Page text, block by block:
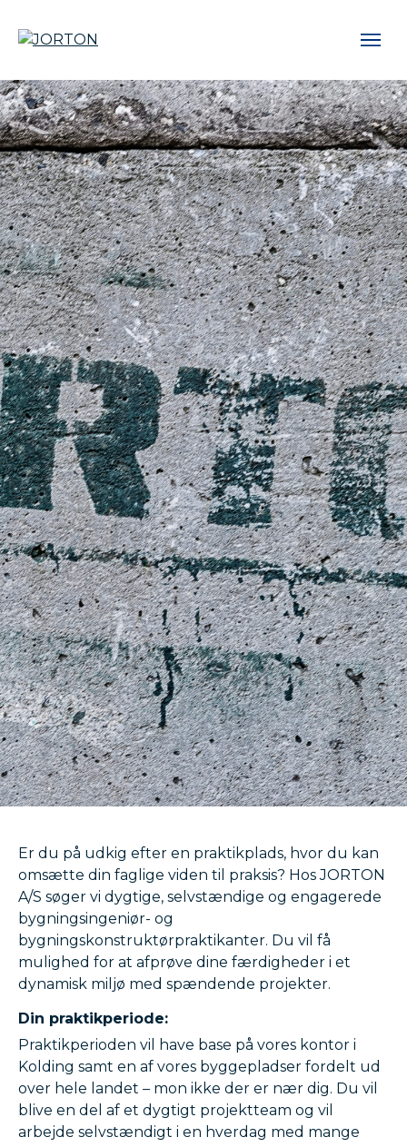
Er du på udkig efter en praktikplads, hvor du kan
omsætte din faglige viden til praksis? Hos JORTON
A/S søger vi dygtige, selvstændige og engagerede
bygningsingeniør- og
bygningskonstruktørpraktikanter. Du vil få
mulighed for at afprøve dine færdigheder i et
dynamisk miljø med spændende projekter.
Din praktikperiode:
Praktikperioden vil have base på vores kontor i
Kolding samt en af vores byggepladser fordelt ud
over hele landet – mon ikke der er nær dig. Du vil
blive en del af et dygtigt projektteam og vil
arbejde selvstændigt i en hverdag med mange